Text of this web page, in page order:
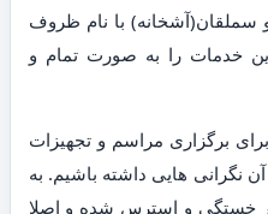
سملقان(آشخانه) با نام ظروف
خدمات را به صورت تمام و
برگزاری مراسم و تجهیزات
نگرانی هایی داشته باشیم. به
خستگی و استرس شده و اصلا